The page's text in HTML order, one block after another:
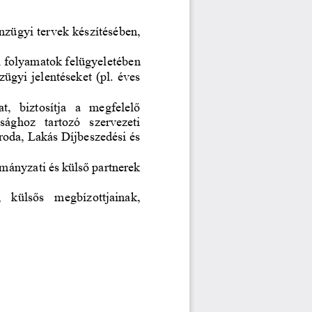
tervek készítésében
folyamatok felügyeletében
jelentéseket (pl. éves
,  biztosítja  a  megfelelő
tartozó  szervezeti
Lakás Díjbeszedési és
és külső partnerek
külsős  megbízottjainak,